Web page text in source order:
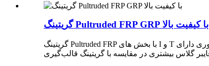
گریتینگ Pultruded FRP GRP با کیفیت بالا
گریتینگ Pultruded FRP با بخش های I و T پالترود شده که توسط میله متقاطع در هر فاصله به یک پانل متصل شده اند مونتاژ می شود. فاصله با نرخ منطقه باز تعیین می شود. این توری دارای